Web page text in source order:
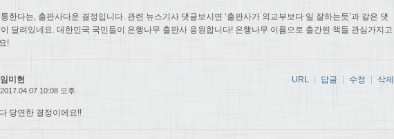
한다는, 출판사다운 결정입니다. 관련 뉴스기사 댓글보시면 ‘출판사가 외교부보다 일 잘하는듯’과 같은 댓
달려있네요. 대한민국 국민들이 은행나무 출판사 응원합니다! 은행나무 이름으로 출간된 책들 관심가지고
!
임미현
2017.04.07 10:08 오후
당연한 결정이에요!!
URL | 답글 | 수정 | 삭제